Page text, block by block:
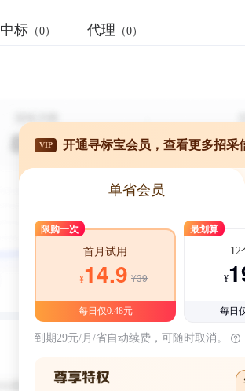
中标 （0） 代理 （0）
VIP 开通寻标宝会员，查看更多招采
单省会员
限购一次
首月试用
¥14.9 ¥39
每日仅0.48元
最划算
12
¥
每日
到期29元/月/省自动续费，可随时取消。